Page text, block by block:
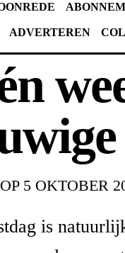
ADVERTEREN
5 OKTOBER
is